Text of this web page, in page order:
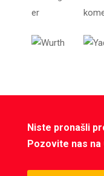
Niste pronašli
Pozovite nas na